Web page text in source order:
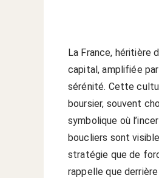
La France, héritière
capital, amplifiée
sérénité. Cette
boursier, souvent
symbolique où
boucliers sont
stratégie que de
rappelle que